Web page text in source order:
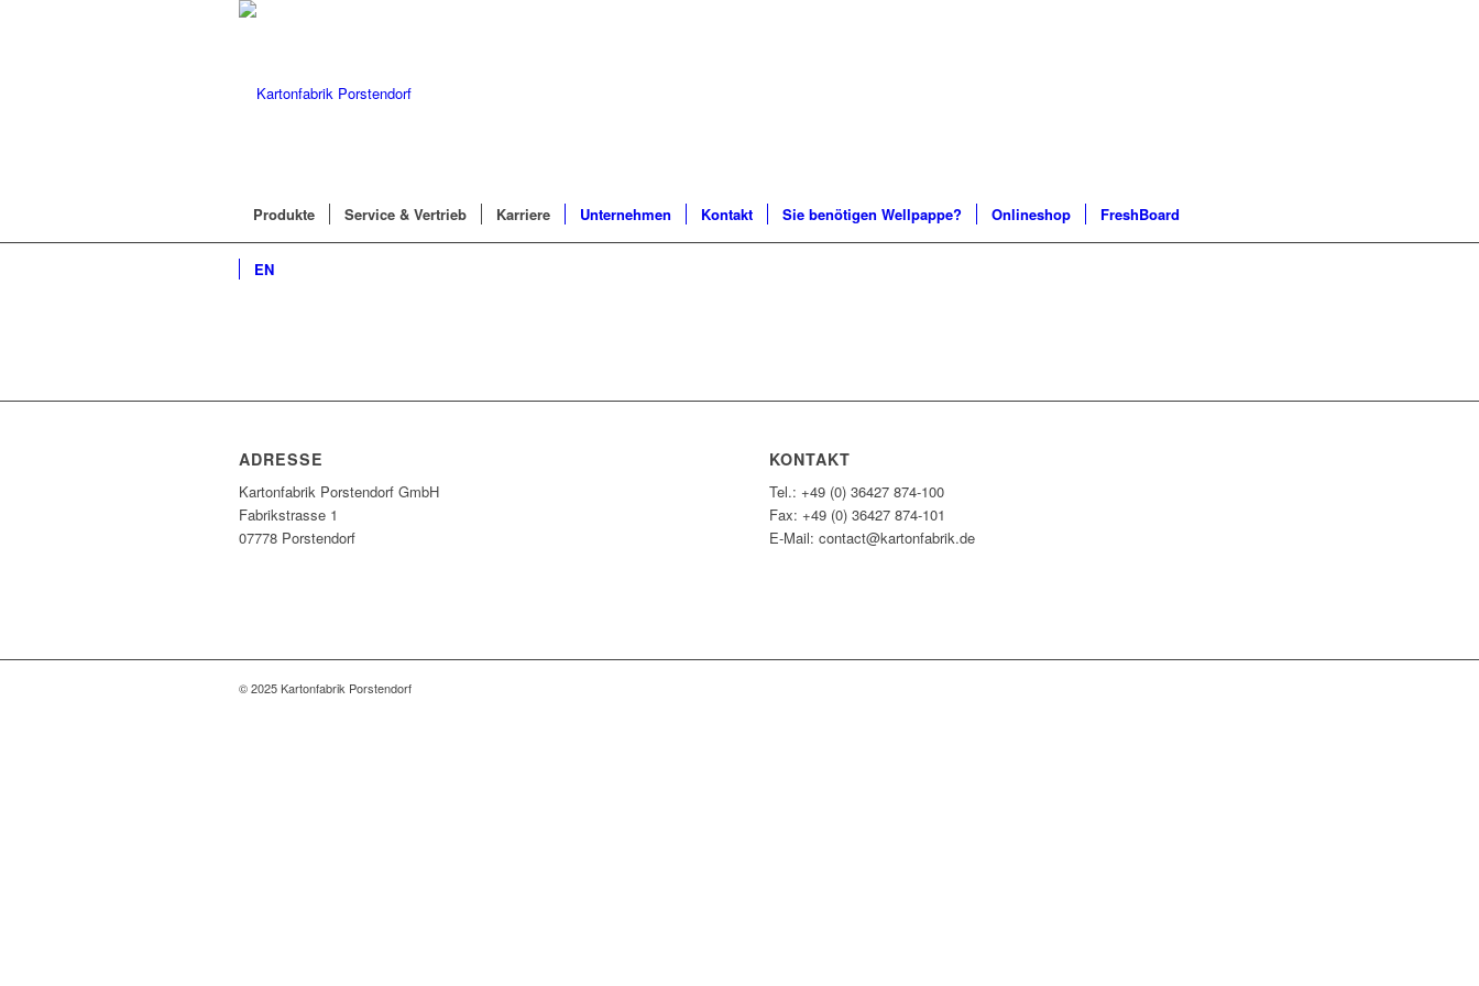
Produkte Service & Vertrieb Karriere Unternehmen Kontakt Sie benötigen Wellpappe? Onlineshop FreshBoard
EN
ADRESSE
Kartonfabrik Porstendorf GmbH
Fabrikstrasse 1
07778 Porstendorf
KONTAKT
Tel.: +49 (0) 36427 874-100
Fax: +49 (0) 36427 874-101
E-Mail: contact@kartonfabrik.de
© 2025 Kartonfabrik Porstendorf